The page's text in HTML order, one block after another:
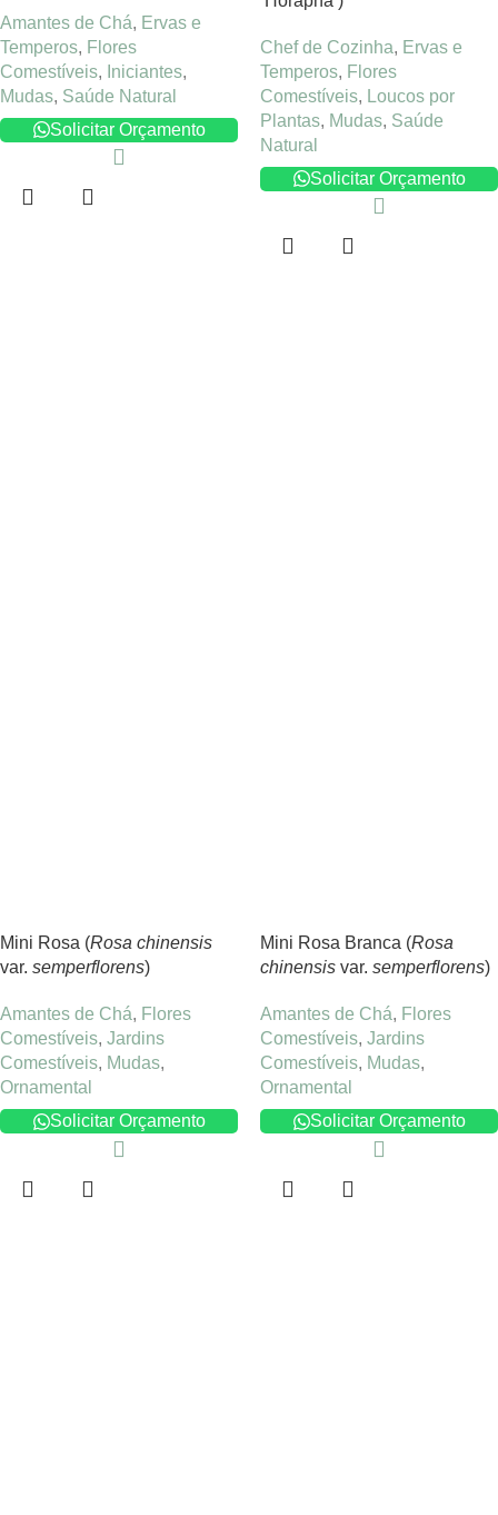
Amantes de Chá, Ervas e
Temperos, Flores
Comestíveis, Iniciantes,
Mudas, Saúde Natural
Solicitar Orçamento
Chef de Cozinha, Ervas e
Temperos, Flores
Comestíveis, Loucos por
Plantas, Mudas, Saúde
Natural
Solicitar Orçamento
Mini Rosa (Rosa chinensis
var. semperflorens)
Amantes de Chá, Flores
Comestíveis, Jardins
Comestíveis, Mudas,
Ornamental
Solicitar Orçamento
Mini Rosa Branca (Rosa
chinensis var. semperflorens)
Amantes de Chá, Flores
Comestíveis, Jardins
Comestíveis, Mudas,
Ornamental
Solicitar Orçamento